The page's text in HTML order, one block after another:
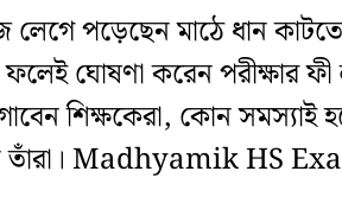
লেগে পড়েছেন মাঠে ধান
ঘোষণা করেন পরীক্ষার
শিক্ষকেরা, কোন সমস্যাই
তাঁরা। Madhyamik HS